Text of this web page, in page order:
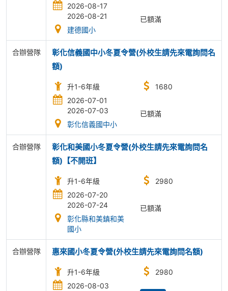
2026-08-17
2026-08-21
建德國小
已額滿
合辦營隊
彰化信義國中小冬夏令營(外校生請先來電詢問名
額)
升1-6年級
2026-07-01
2026-07-03
彰化信義國中小
1680
已額滿
合辦營隊
彰化和美國小冬夏令營(外校生請先來電詢問名
額)【不開班】
升1-6年級
2026-07-20
2026-07-24
彰化縣和美鎮和美
國小
2980
已額滿
合辦營隊 惠來國小冬夏令營(外校生請先來電詢問名額)
升1-6年級
2026-08-03
2980